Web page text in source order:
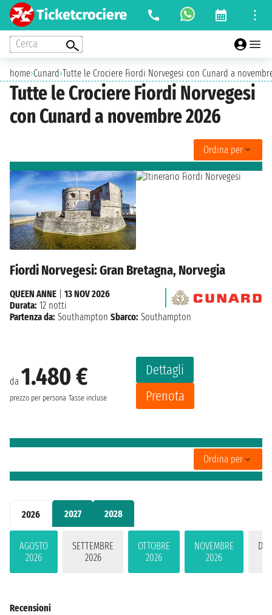
Cerca
home›Cunard›Tutte le Crociere Fiordi Norvegesi con Cunard a
Tutte le Crociere Fiordi Norvegesi
con Cunard a novembre 2026
2026 2027 2028
AGOSTO
2026
SETTEMBRE
2026
OTTOBRE
2026
NOVEMBRE
2026
Ordina per
Fiordi Norvegesi: Gran Bretagna, Norvegia
da 1.480 €
prezzo per persona Tasse incluse
Dettagli
Prenota
QUEEN ANNE
13 NOV 2026
Durata: 12 notti
Partenza da: Southampton Sbarco: Southampton
Ordina per
Recensioni